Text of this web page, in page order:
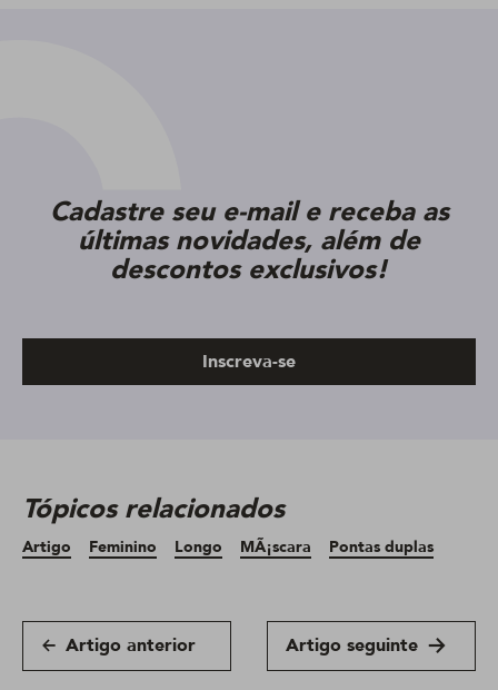
Cadastre seu e-mail e receba as
últimas novidades, além de
descontos exclusivos!
Inscreva-se
Tópicos relacionados
Artigo Feminino Longo MÃ¡scara Pontas duplas
Artigo anterior Artigo seguinte